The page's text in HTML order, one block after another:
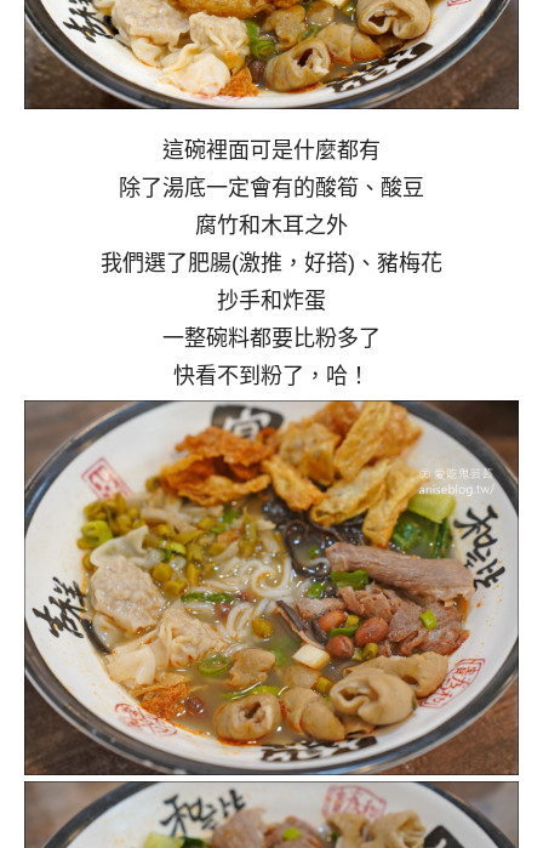
這碗裡面可是什麼都有
除了湯底一定會有的酸筍、酸豆
腐竹和木耳之外
我們選了肥腸(激推，好搭)、豬梅花
抄手和炸蛋
一整碗料都要比粉多了
快看不到粉了，哈！